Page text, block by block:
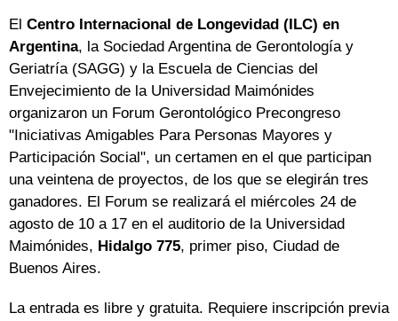
El Centro Internacional de Longevidad (ILC) en
Argentina, la Sociedad Argentina de Gerontología y
Geriatría (SAGG) y la Escuela de Ciencias del
Envejecimiento de la Universidad Maimónides
organizaron un Forum Gerontológico Precongreso
"Iniciativas Amigables Para Personas Mayores y
Participación Social", un certamen en el que participan
una veintena de proyectos, de los que se elegirán tres
ganadores. El Forum se realizará el miércoles 24 de
agosto de 10 a 17 en el auditorio de la Universidad
Maimónides, Hidalgo 775, primer piso, Ciudad de
Buenos Aires.
La entrada es libre y gratuita. Requiere inscripción previa